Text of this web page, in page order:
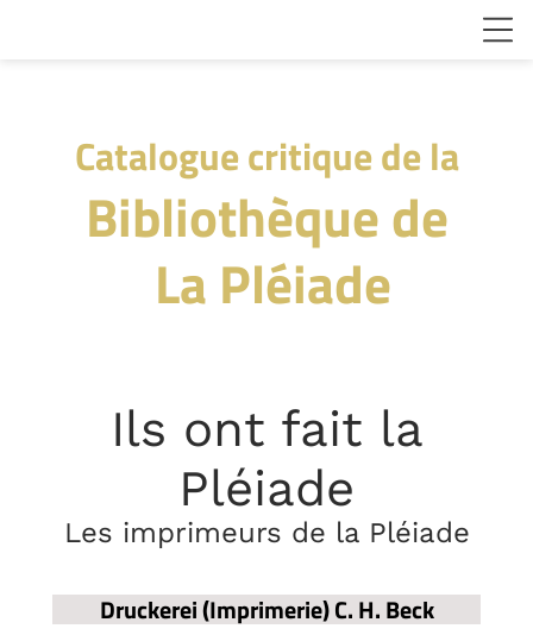
Catalogue critique de la
Bibliothèque de
La Pléiade
Ils ont fait la
Pléiade
Les imprimeurs de la Pléiade
Druckerei (Imprimerie) C. H. Beck